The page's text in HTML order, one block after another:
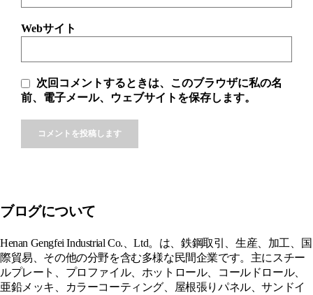
Webサイト
次回コメントするときは、このブラウザに私の名
前、電子メール、ウェブサイトを保存します。
ブログについて
Henan Gengfei Industrial Co.、Ltd。は、鉄鋼取引、生産、加工、国
際貿易、その他の分野を含む多様な民間企業です。主にスチー
ルプレート、プロファイル、ホットロール、コールドロール、
亜鉛メッキ、カラーコーティング、屋根張りパネル、サンドイ